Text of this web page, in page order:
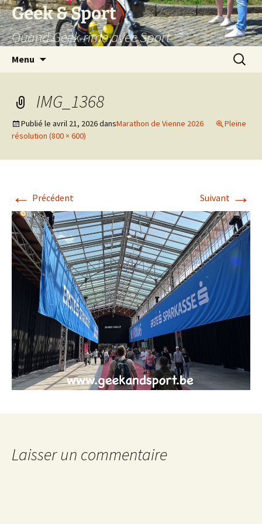
Aller
au
contenu
Geek & Sport
Quand Geek rime avec Sport
Menu
IMG_1368
Publié le avril 21, 2026dansMarathon de Vienne 2026
Pleine
résolution (800 × 600)
← Précédent Suivant →
Laisser un commentaire